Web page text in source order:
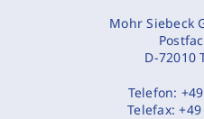
Mohr Siebeck
D-72010
Telefon:
Telefax: